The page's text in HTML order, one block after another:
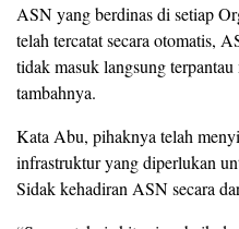
ASN yang berdinas di setiap
telah tercatat secara otomatis,
tidak masuk langsung
tambahnya.
Kata Abu, pihaknya telah
infrastruktur yang diperlukan
Sidak kehadiran ASN secara